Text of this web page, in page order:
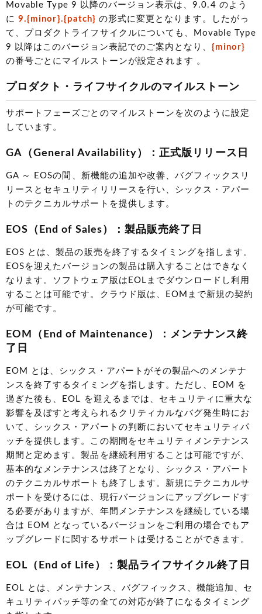
Movable Type 9 以降のバージョン表示は、9.0.4 のよう
に9.{minor}.{patch} の形式に変更となります。したがっ
て、プロダクトライフサイクルについても、Movable Type
9 以降はこのバージョン表記でのご案内となり、{minor}
の番号ごとにマイルストーンが設定されます 。
プロダクト・ライフサイクルのマイルストーン
サポートフェーズごとのマイルストーンを次のように設定
しています。
GA（General Availability）：正式版リリース日
GA ～ EOSの間、新機能の追加や改善、バグフィックスリ
リースとセキュリティリリースを行い、シックス・アパー
トのテクニカルサポートを提供します。
EOS（End of Sales）：製品販売終了日
EOS とは、製品の販売を終了するタイミングを指します。
EOSを迎えたバージョンの製品は購入することはできなく
なります。ソフトウェア版はEOLまでダウンロードし利用
することは可能です。クラウド版は、EOMまで新規の契約
が可能です。
EOM（End of Maintenance）：メンテナンス終
了日
EOM とは、シックス・アパートがその製品へのメンテナ
ンスを終了するタイミングを指します。ただし、EOM を
過ぎた後も、EOL を迎えるまでは、セキュリティに重大な
影響を及ぼすと考えられるクリティカルなバグ発生時にお
いて、シックス・アパートの判断においてセキュリティパ
ッチを提供します。この期間をセキュリティメンテナンス
期間と定めます。製品を継続利用することは可能ですが、
基本的なメンテナンスは終了となり、シックス・アパート
のテクニカルサポートも終了します。新規にテクニカルサ
ポートを受けるには、現行バージョンにアップグレードす
る必要がありますが、年間メンテナンスを継続している場
合は EOM となっているバージョンをご利用の場合でもア
ップグレードに関するサポートは受けることができます。
EOL（End of Life）：製品ライフサイクル終了日
EOL とは、メンテナンス、バグフィックス、機能追加、セ
キュリティパッチ等の全ての対応が終了になるタイミング